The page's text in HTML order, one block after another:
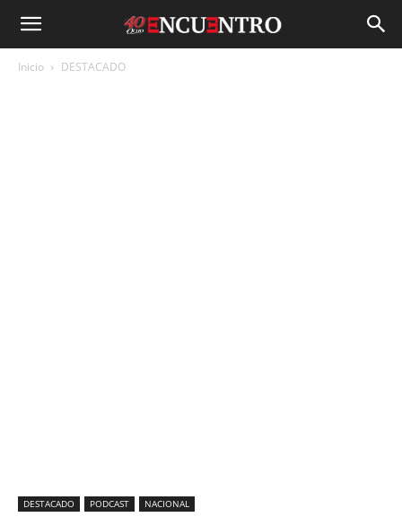
Inicio DESTACADO
DESTACADO PODCAST NACIONAL